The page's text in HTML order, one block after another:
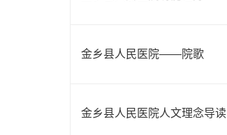
金乡县人民医院——院歌
金乡县人民医院人文理念导读